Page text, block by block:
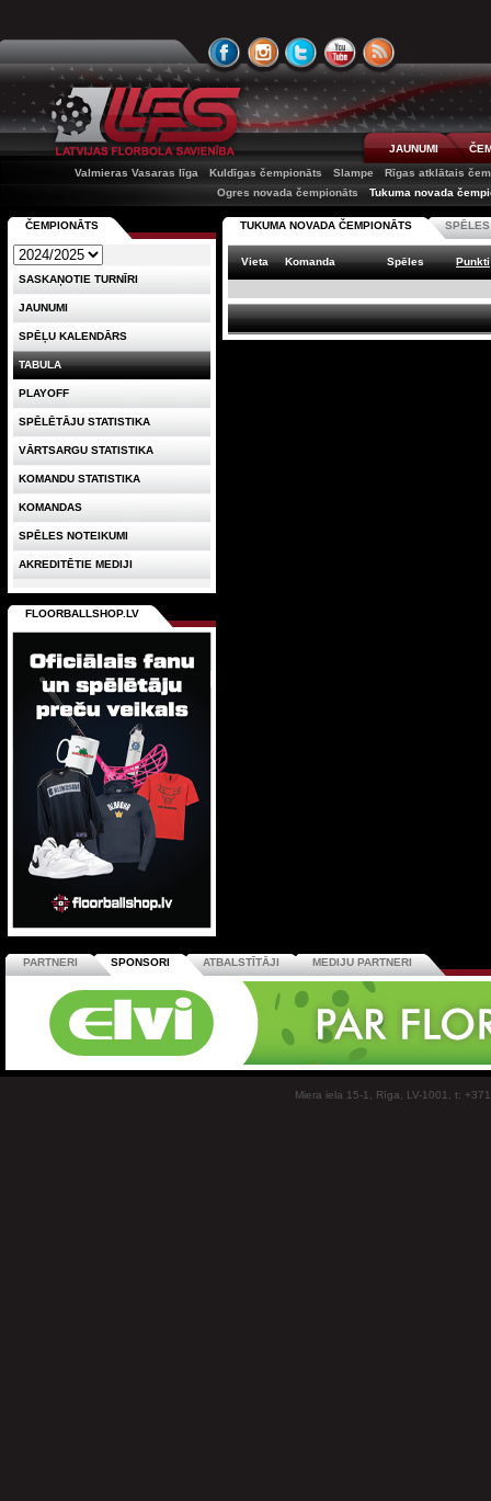
JAUNUMI
Valmieras Vasaras līga
Kuldīgas čempionāts Slampe
Rīgas atklātais
Ogres novada čempionāts
Tukuma novada
TUKUMA NOVADA ČEMPIONĀTS SPĒLES
Vieta Komanda Spēles Punkti
ČEMPIONĀTS
SASKAŅOTIE TURNĪRI
JAUNUMI
SPĒĻU KALENDĀRS
TABULA
PLAYOFF
SPĒLĒTĀJU STATISTIKA
VĀRTSARGU STATISTIKA
KOMANDU STATISTIKA
KOMANDAS
SPĒLES NOTEIKUMI
AKREDITĒTIE MEDIJI
FLOORBALLSHOP.LV
PARTNERI SPONSORI ATBALSTĪTĀJI MEDIJU PARTNERI
Miera iela 15-1, Rīga, LV-1001, t: